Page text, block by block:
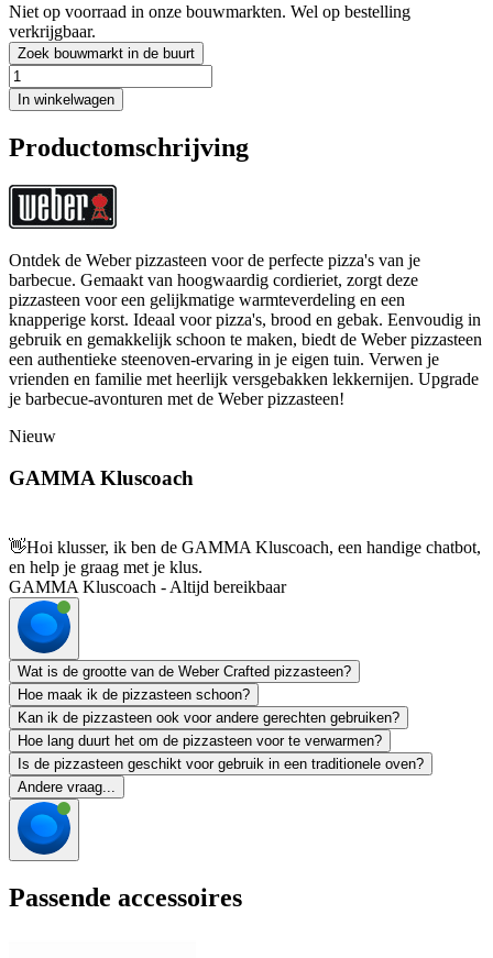
Niet op voorraad in onze bouwmarkten. Wel op bestelling
verkrijgbaar.
Zoek bouwmarkt in de buurt
In winkelwagen
Productomschrijving
Ontdek de Weber pizzasteen voor de perfecte pizza's van je
barbecue. Gemaakt van hoogwaardig cordieriet, zorgt deze
pizzasteen voor een gelijkmatige warmteverdeling en een
knapperige korst. Ideaal voor pizza's, brood en gebak. Eenvoudig in
gebruik en gemakkelijk schoon te maken, biedt de Weber pizzasteen
een authentieke steenoven-ervaring in je eigen tuin. Verwen je
vrienden en familie met heerlijk versgebakken lekkernijen. Upgrade
je barbecue-avonturen met de Weber pizzasteen!
Nieuw
GAMMA Kluscoach
👋Hoi klusser, ik ben de GAMMA Kluscoach, een handige chatbot,
en help je graag met je klus.
GAMMA Kluscoach - Altijd bereikbaar
Wat is de grootte van de Weber Crafted pizzasteen?
Hoe maak ik de pizzasteen schoon?
Kan ik de pizzasteen ook voor andere gerechten gebruiken?
Hoe lang duurt het om de pizzasteen voor te verwarmen?
Is de pizzasteen geschikt voor gebruik in een traditionele oven?
Andere vraag...
Passende accessoires